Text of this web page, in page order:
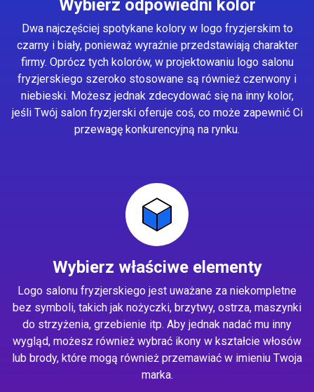
Wybierz odpowiedni kolor
Dwa najczęściej spotykane kolory w logo fryzjerskim to
czarny i biały, ponieważ wyraźnie przedstawiają charakter
firmy. Oprócz tych kolorów, w projektowaniu logo salonu
fryzjerskiego szeroko stosowane są również czerwony i
niebieski. Możesz jednak zdecydować się na inny kolor,
jeśli Twój salon fryzjerski oferuje coś, co może zapewnić Ci
przewagę konkurencyjną na rynku.
Wybierz właściwe elementy
Logo salonu fryzjerskiego jest uważane za niekompletne
bez symboli, takich jak nożyczki, brzytwy, ostrza, maszynki
do strzyżenia, grzebienie itp. Aby jednak nadać mu inny
wygląd, możesz również wybrać ikony w kształcie włosów
lub brody, które mogą również przemawiać w imieniu Twoja
marka.